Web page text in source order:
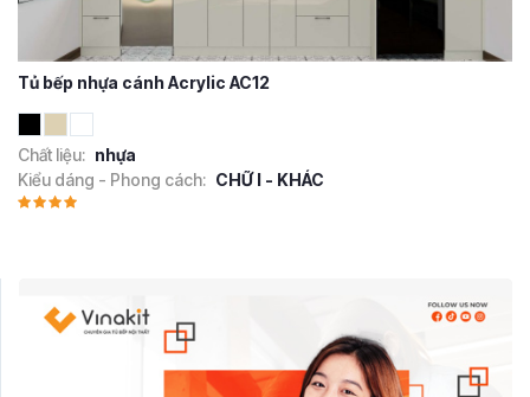
Tủ bếp nhựa cánh Acrylic AC12
Chất liệu: nhựa
Kiểu dáng - Phong cách: CHỮ I - KHÁC